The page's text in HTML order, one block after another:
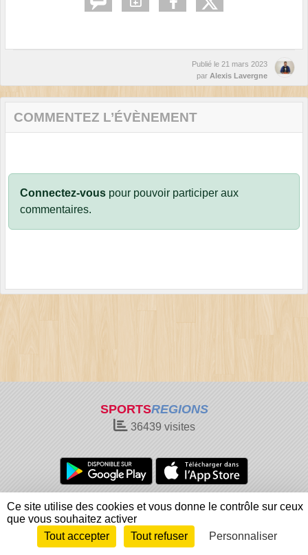
Publié le 21 mars 2023
par Alexis Lavergne
COMMENTEZ L’ÉVÈNEMENT
Connectez-vous pour pouvoir participer aux
commentaires.
SPORTSREGIONS
36439 visites
Charte cookies
Gestion des cookies
Informations légales
Signaler un contenu inapproprié
Envie de participer ?
Connexion
Ce site utilise des cookies et vous donne le contrôle sur ceux
que vous souhaitez activer
Tout accepter
Tout refuser Personnaliser